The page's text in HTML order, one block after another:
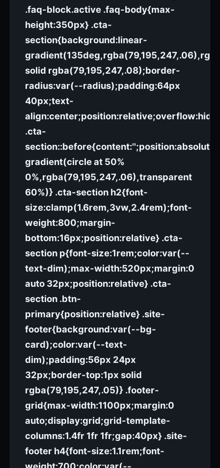
.faq-block.active .faq-body{max-
height:350px} .cta-
section{background:linear-
solid rgba(79,195,247,.08);border-
radius:var(--radius);padding:64px
40px;text-
.cta-
gradient(circle at 50%
0%,rgba(79,195,247,.06),transparent
60%)} .cta-section h2{font-
size:clamp(1.6rem,3vw,2.4rem);font-
weight:800;margin-
bottom:16px;position:relative} .cta-
section p{font-size:1rem;color:var(--
text-dim);max-width:520px;margin:0
auto 32px;position:relative} .cta-
section .btn-
primary{position:relative} .site-
footer{background:var(--bg-
card);color:var(--text-
dim);padding:56px 24px
32px;border-top:1px solid
rgba(79,195,247,.05)} .footer-
grid{max-width:1100px;margin:0
auto;display:grid;grid-template-
columns:1.4fr 1fr 1fr;gap:40px} .site-
footer h4{font-size:1.1rem;font-